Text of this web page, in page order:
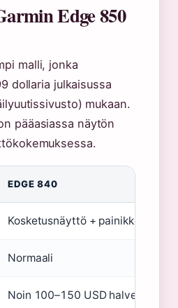
Edge 850
malli, jonka
dollaria julkaisussa
mukaan.
pääasiassa näytön
EDGE 840
Kosketusnäyttö + painikkeet
Normaali
Noin 100–150 USD halvempi